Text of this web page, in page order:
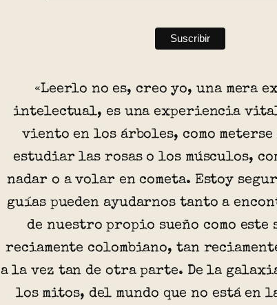
«Leerlo no es, creo yo, una mera
intelectual, es una experiencia
viento en los árboles, como meterse
estudiar las rosas o los músculos,
nadar o a volar en cometa. Estoy
guías pueden ayudarnos tanto a
de nuestro propio sueño como este
reciamente colombiano, tan
a la vez tan de otra parte. De la
los mitos, del mundo que no está en